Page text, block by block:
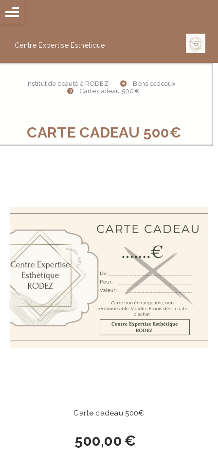
Centre Expertise Esthétique
Institut de beauté à RODEZ
Bons cadeaux
Carte cadeau 500€
CARTE CADEAU 500€
Carte cadeau 500€
500,00 €
Panneau de gestion des cookies